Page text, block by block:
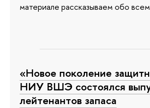
материале рассказываем обо
«Новое поколение
НИУ ВШЭ состоялся
лейтенантов запаса